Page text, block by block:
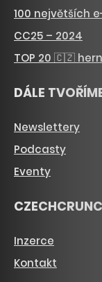
100 největších
CC25 – 2024
TOP 20 🇨🇿
DÁLE
Newslettery
Podcasty
Eventy
Inzerce
Kontakt